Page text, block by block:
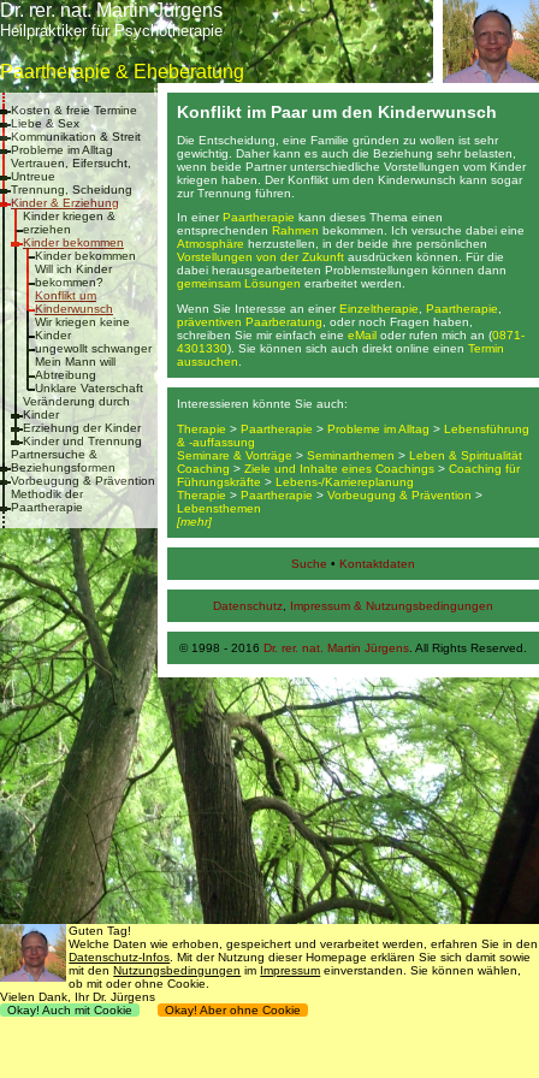
Dr. rer. nat. Martin Jürgens
Heilpraktiker für Psychotherapie
Paartherapie & Eheberatung
Kosten & freie Termine
Liebe & Sex
Kommunikation & Streit
Probleme im Alltag
Vertrauen, Eifersucht,
Untreue
Trennung, Scheidung
Kinder & Erziehung
Kinder kriegen &
erziehen
Kinder bekommen
Kinder bekommen
Will ich Kinder
bekommen?
Konflikt um
Kinderwunsch
Wir kriegen keine
Kinder
ungewollt schwanger
Mein Mann will
Abtreibung
Unklare Vaterschaft
Veränderung durch
Kinder
Erziehung der Kinder
Kinder und Trennung
Partnersuche &
Beziehungsformen
Vorbeugung & Prävention
Methodik der
Paartherapie
Konflikt im Paar um den Kinderwunsch
Die Entscheidung, eine Familie gründen zu wollen ist sehr
gewichtig. Daher kann es auch die Beziehung sehr belasten,
wenn beide Partner unterschiedliche Vorstellungen vom Kinder
kriegen haben. Der Konflikt um den Kinderwunsch kann sogar
zur Trennung führen.
In einerPaartherapie kann dieses Thema einen
entsprechenden Rahmen bekommen. Ich versuche dabei eine
Atmosphäre herzustellen, in der beide ihre persönlichen
Vorstellungen von der Zukunft ausdrücken können. Für die
dabei herausgearbeiteten Problemstellungen können dann
gemeinsam Lösungen erarbeitet werden.
Wenn Sie Interesse an einerEinzeltherapie Paartherapie
präventiven Paarberatung , oder noch Fragen haben,
schreiben Sie mir einfach eine eMail oder rufen mich an (0871-
4301330). Sie können sich auch direkt online einen Termin
aussuchen
Interessieren könnte Sie auch:
Therapie > Paartherapie > Probleme im Alltag > Lebensführung
& -auffassung
Seminare & Vorträge > Seminarthemen > Leben & Spiritualität
Coaching > Ziele und Inhalte eines Coachings > Coaching für
Führungskräfte > Lebens-/Karriereplanung
Therapie > Paartherapie > Vorbeugung & Prävention >
Lebensthemen
[mehr]
Suche • Kontaktdaten
Datenschutz Impressum & Nutzungsbedingungen
© 1998 - 2016 Dr. rer. nat. Martin Jürgens . All Rights Reserved.
Guten Tag!
Welche Daten wie erhoben, gespeichert und verarbeitet werden, erfahren Sie in den
Datenschutz-Infos . Mit der Nutzung dieser Homepage erklären Sie sich damit sowie
mit denNutzungsbedingungen im Impressum einverstanden. Sie können wählen,
ob mit oder ohne Cookie.
Vielen Dank, Ihr Dr. Jürgens
Okay! Auch mit Cookie
Okay! Aber ohne Cookie